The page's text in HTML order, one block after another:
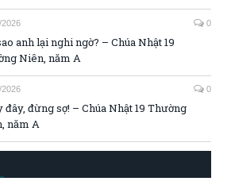
2026 0
anh lại nghi ngờ? – Chúa Nhật 19
Niên, năm A
2026 0
đây, đừng sợ! – Chúa Nhật 19 Thường
năm A